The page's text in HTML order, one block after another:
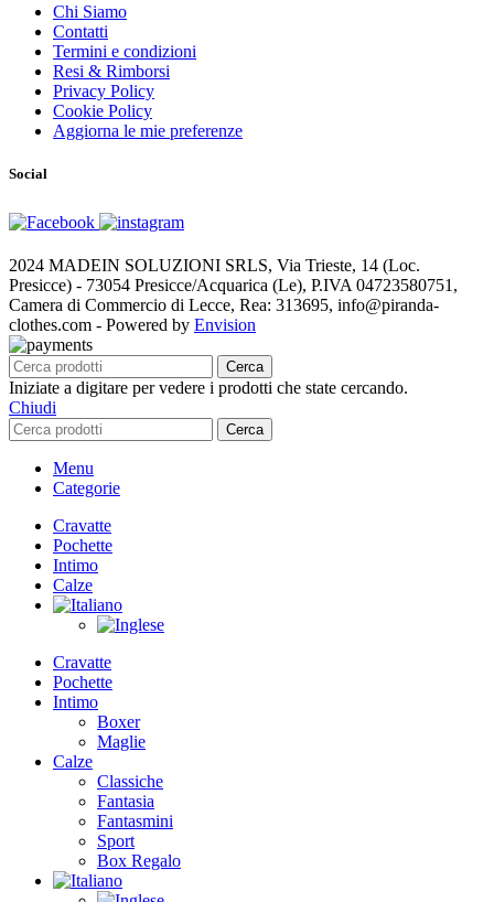
Chi Siamo
Contatti
Termini e condizioni
Resi & Rimborsi
Privacy Policy
Cookie Policy
Aggiorna le mie preferenze
Social
2024 MADEIN SOLUZIONI SRLS, Via Trieste, 14 (Loc.
Presicce) - 73054 Presicce/Acquarica (Le), P.IVA 04723580751,
Camera di Commercio di Lecce, Rea: 313695, info@piranda-
clothes.com - Powered by Envision
Cerca
Iniziate a digitare per vedere i prodotti che state cercando.
Chiudi
Cerca
Menu
Categorie
Cravatte
Pochette
Intimo
Calze
Cravatte
Pochette
Intimo
Boxer
Maglie
Calze
Classiche
Fantasia
Fantasmini
Sport
Box Regalo